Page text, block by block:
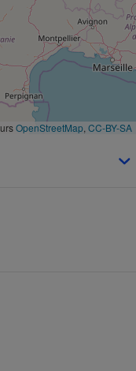
OpenStreetMap CC-BY-SA
Complément
alimentaire
emprunteur
électroménager -
Mutuelle